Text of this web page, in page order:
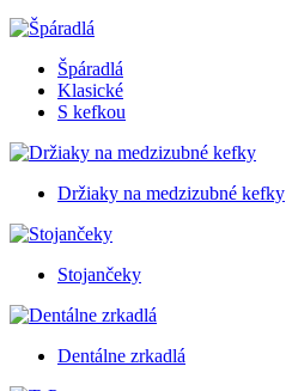
Špáradlá
Klasické
S kefkou
Držiaky na medzizubné kefky
Stojančeky
Dentálne zrkadlá